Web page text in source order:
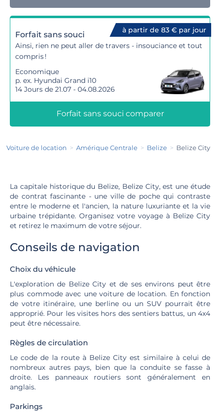
à partir de 83 € par jour
Forfait sans souci
Ainsi, rien ne peut aller de travers - insouciance et tout
compris !
Economique
p. ex. Hyundai Grand i10
14 Jours de 21.07 - 04.08.2026
Forfait sans souci comparer
Voiture de location Amérique Centrale Belize Belize City
La capitale historique du Belize, Belize City, est une étude
de contrat fascinante - une ville de poche qui contraste
entre le moderne et l'ancien, la nature luxuriante et la vie
urbaine trépidante. Organisez votre voyage à Belize City
et retirez le maximum de votre séjour.
Conseils de navigation
Choix du véhicule
L'exploration de Belize City et de ses environs peut être
plus commode avec une voiture de location. En fonction
de votre itinéraire, une berline ou un SUV pourrait être
approprié. Pour les visites hors des sentiers battus, un 4x4
peut être nécessaire.
Règles de circulation
Le code de la route à Belize City est similaire à celui de
nombreux autres pays, bien que la conduite se fasse à
droite. Les panneaux routiers sont généralement en
anglais.
Parkings